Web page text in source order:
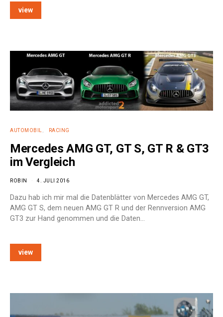
view
AUTOMOBIL RACING
Mercedes AMG GT, GT S, GT R & GT3
im Vergleich
ROBIN 4. JULI 2016
Dazu hab ich mir mal die Datenblätter von Mercedes AMG GT,
AMG GT S, dem neuen AMG GT R und der Rennversion AMG
GT3 zur Hand genommen und die Daten…
view